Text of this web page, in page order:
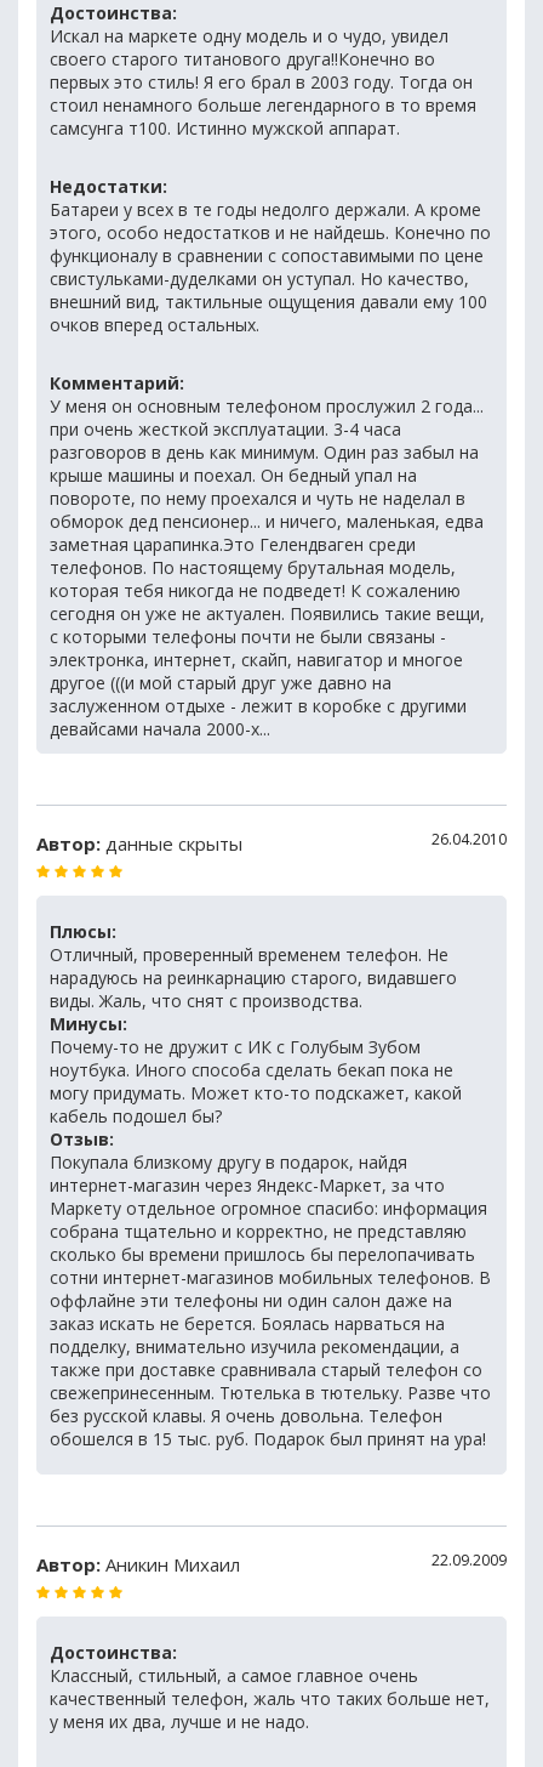
Достоинства:
Искал на маркете одну модель и о чудо, увидел
своего старого титанового друга!!Конечно во
первых это стиль! Я его брал в 2003 году. Тогда он
стоил ненамного больше легендарного в то время
самсунга т100. Истинно мужской аппарат.
Недостатки:
Батареи у всех в те годы недолго держали. А кроме
этого, особо недостатков и не найдешь. Конечно по
функционалу в сравнении с сопоставимыми по цене
свистульками-дуделками он уступал. Но качество,
внешний вид, тактильные ощущения давали ему 100
очков вперед остальных.
Комментарий:
У меня он основным телефоном прослужил 2 года...
при очень жесткой эксплуатации. 3-4 часа
разговоров в день как минимум. Один раз забыл на
крыше машины и поехал. Он бедный упал на
повороте, по нему проехался и чуть не наделал в
обморок дед пенсионер... и ничего, маленькая, едва
заметная царапинка.Это Гелендваген среди
телефонов. По настоящему брутальная модель,
которая тебя никогда не подведет! К сожалению
сегодня он уже не актуален. Появились такие вещи,
с которыми телефоны почти не были связаны -
электронка, интернет, скайп, навигатор и многое
другое (((и мой старый друг уже давно на
заслуженном отдыхе - лежит в коробке с другими
девайсами начала 2000-х...
Автор: данные скрыты 26.04.2010
Плюсы:
Отличный, проверенный временем телефон. Не
нарадуюсь на реинкарнацию старого, видавшего
виды. Жаль, что снят с производства.
Минусы:
Почему-то не дружит с ИК с Голубым Зубом
ноутбука. Иного способа сделать бекап пока не
могу придумать. Может кто-то подскажет, какой
кабель подошел бы?
Отзыв:
Покупала близкому другу в подарок, найдя
интернет-магазин через Яндекс-Маркет, за что
Маркету отдельное огромное спасибо: информация
собрана тщательно и корректно, не представляю
сколько бы времени пришлось бы перелопачивать
сотни интернет-магазинов мобильных телефонов. В
оффлайне эти телефоны ни один салон даже на
заказ искать не берется. Боялась нарваться на
подделку, внимательно изучила рекомендации, а
также при доставке сравнивала старый телефон со
свежепринесенным. Тютелька в тютельку. Разве что
без русской клавы. Я очень довольна. Телефон
обошелся в 15 тыс. руб. Подарок был принят на ура!
Автор: Аникин Михаил 22.09.2009
Достоинства:
Классный, стильный, а самое главное очень
качественный телефон, жаль что таких больше нет,
у меня их два, лучше и не надо.